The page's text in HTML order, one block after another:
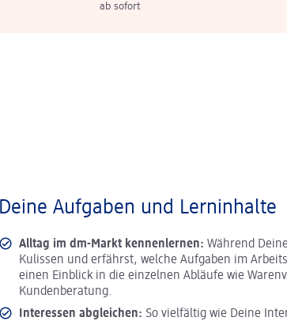
ab sofort
Deine Aufgaben und Lerninhalte
Alltag im dm-Markt kennenlernen: Während
Kulissen und erfährst, welche Aufgaben im
einen Einblick in die einzelnen Abläufe wie
Kundenberatung.
Interessen abgleichen: So vielfältig wie Deine